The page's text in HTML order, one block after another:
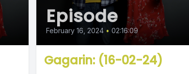
Episode
February 16, 2024 • 02:16:09
Gagarin: (16-02-24)